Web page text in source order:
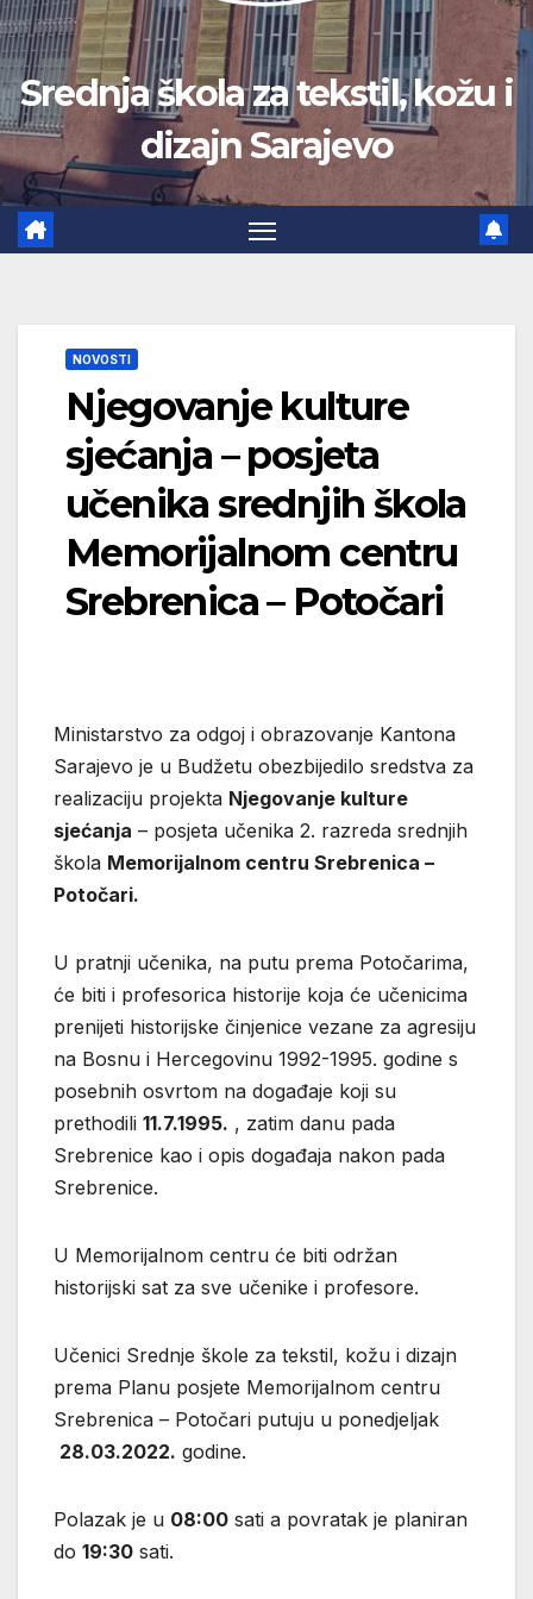
Srednja škola za tekstil, kožu i
dizajn Sarajevo
NOVOSTI
Njegovanje kulture
sjećanja – posjeta
učenika srednjih škola
Memorijalnom centru
Srebrenica – Potočari
Ministarstvo za odgoj i obrazovanje Kantona
Sarajevo je u Budžetu obezbijedilo sredstva za
realizaciju projekta Njegovanje kulture
sjećanja – posjeta učenika 2. razreda srednjih
škola Memorijalnom centru Srebrenica –
Potočari.
U pratnji učenika, na putu prema Potočarima,
će biti i profesorica historije koja će učenicima
prenijeti historijske činjenice vezane za agresiju
na Bosnu i Hercegovinu 1992-1995. godine s
posebnih osvrtom na događaje koji su
prethodili 11.7.1995. , zatim danu pada
Srebrenice kao i opis događaja nakon pada
Srebrenice.
U Memorijalnom centru će biti održan
historijski sat za sve učenike i profesore.
Učenici Srednje škole za tekstil, kožu i dizajn
prema Planu posjete Memorijalnom centru
Srebrenica – Potočari putuju u ponedjeljak
28.03.2022. godine.
Polazak je u 08:00 sati a povratak je planiran
do 19:30 sati.